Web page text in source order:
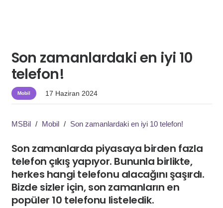
Son zamanlardaki en iyi 10
telefon!
Mobil 17 Haziran 2024
MSBil / Mobil / Son zamanlardaki en iyi 10 telefon!
Son zamanlarda piyasaya birden fazla
telefon çıkış yapıyor. Bununla birlikte,
herkes hangi telefonu alacağını şaşırdı.
Bizde sizler için, son zamanların en
popüler 10 telefonu listeledik.